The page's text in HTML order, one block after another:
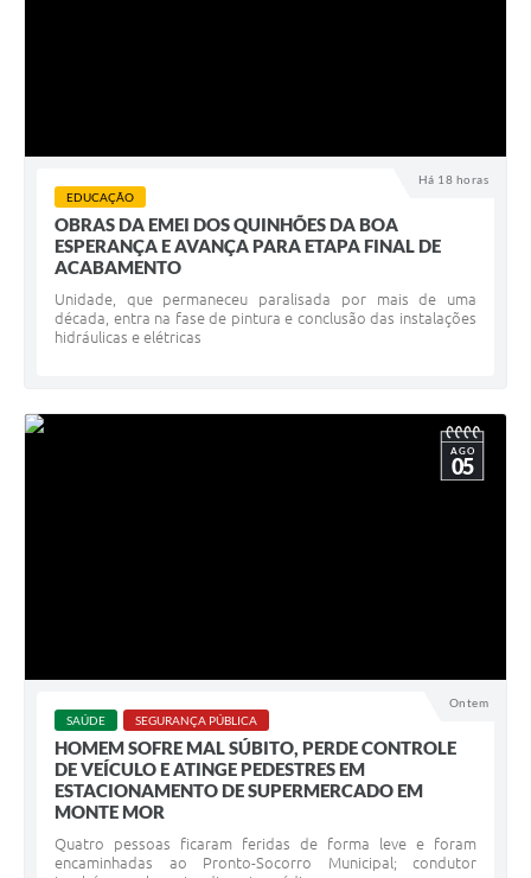
Há 18 horas
EDUCAÇÃO
OBRAS DA EMEI DOS QUINHÕES DA BOA
ESPERANÇA E AVANÇA PARA ETAPA FINAL DE
ACABAMENTO
Unidade, que permaneceu paralisada por mais de uma
década, entra na fase de pintura e conclusão das instalações
hidráulicas e elétricas
Ontem
AGO
05
SAÚDE SEGURANÇA PÚBLICA
HOMEM SOFRE MAL SÚBITO, PERDE CONTROLE
DE VEÍCULO E ATINGE PEDESTRES EM
ESTACIONAMENTO DE SUPERMERCADO EM
MONTE MOR
Quatro pessoas ficaram feridas de forma leve e foram
encaminhadas ao Pronto-Socorro Municipal; condutor